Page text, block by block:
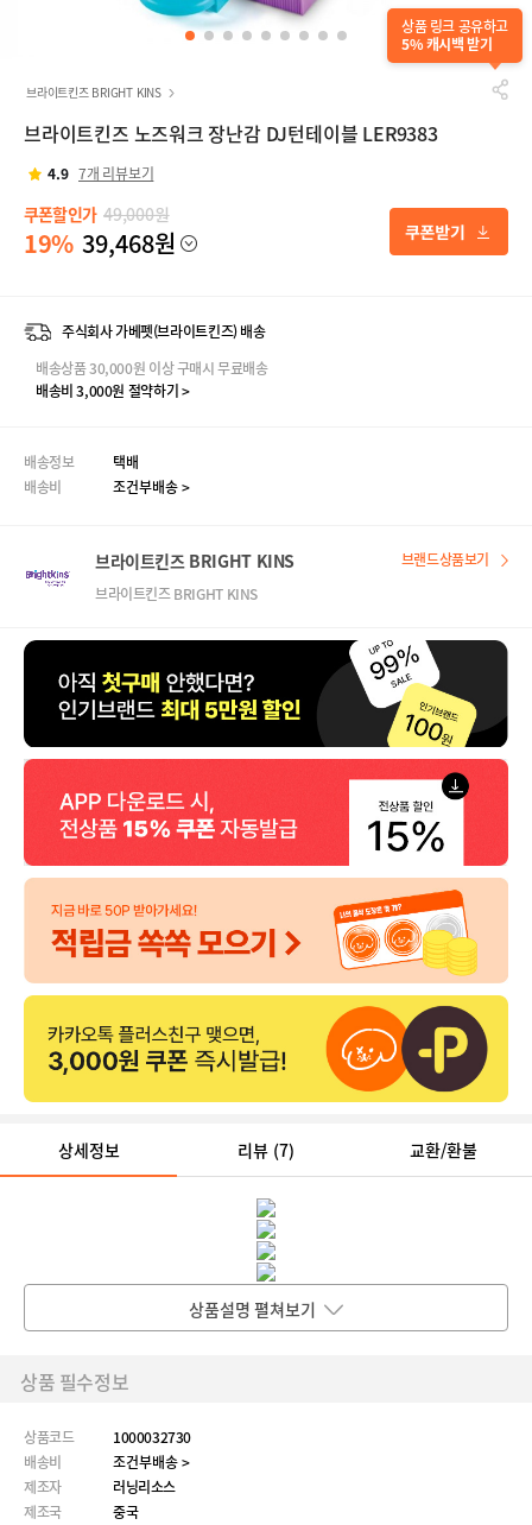
상품 링크 공유하고
5% 캐시백 받기
브라이트킨즈 BRIGHT KINS
브라이트킨즈 노즈워크 장난감 DJ턴테이블 LER9383
4.9 7개 리뷰보기
쿠폰할인가 49,000원
19% 39,468원
주식회사 가베펫(브라이트킨즈) 배송
배송상품 30,000원 이상 구매시 무료배송
배송비 3,000원 절약하기 >
배송정보
택배
배송비
조건부배송 >
브라이트킨즈 BRIGHT KINS
브라이트킨즈 BRIGHT KINS
브랜드상품보기
상세정보 리뷰 (7) 교환/환불
상품설명 펼쳐보기
상품 필수정보
상품코드
1000032730
배송비
조건부배송 >
제조자
러닝리소스
제조국
중국